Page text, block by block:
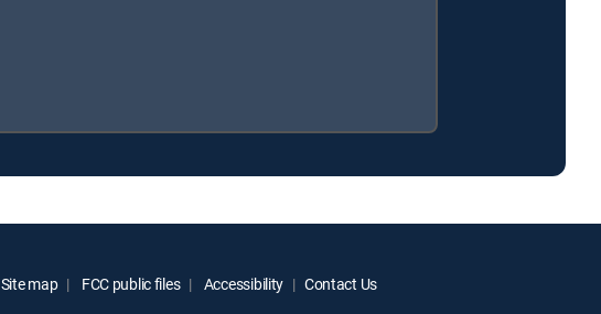
Site map FCC public files Accessibility Contact Us